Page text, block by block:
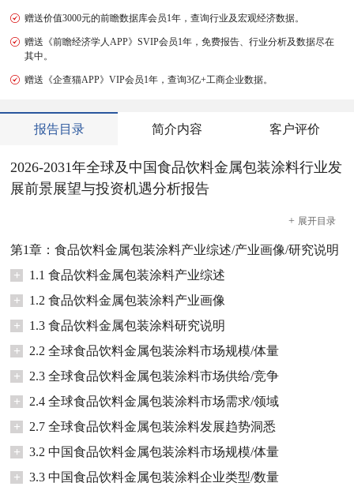
赠送价值3000元的前瞻数据库会员1年，查询行业及宏观经济数据。
赠送《前瞻经济学人APP》SVIP会员1年，免费报告、行业分析及数据尽在
其中。
赠送《企查猫APP》VIP会员1年，查询3亿+工商企业数据。
报告目录 简介内容 客户评价
2026-2031年全球及中国食品饮料金属包装涂料行业发
展前景展望与投资机遇分析报告
+ 展开目录
第1章：食品饮料金属包装涂料产业综述/产业画像/研究说明
+
1.1 食品饮料金属包装涂料产业综述
+
1.2 食品饮料金属包装涂料产业画像
+
1.3 食品饮料金属包装涂料研究说明
+
2.2 全球食品饮料金属包装涂料市场规模/体量
+
2.3 全球食品饮料金属包装涂料市场供给/竞争
+
2.4 全球食品饮料金属包装涂料市场需求/领域
+
2.7 全球食品饮料金属包装涂料发展趋势洞悉
+
3.2 中国食品饮料金属包装涂料市场规模/体量
+
3.3 中国食品饮料金属包装涂料企业类型/数量